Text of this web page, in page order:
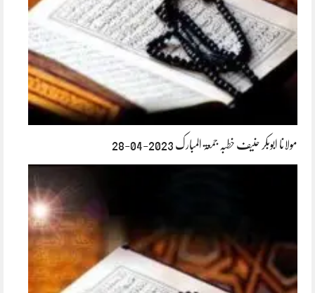
مولانا ابوبکر حنیف خطبہ جمعۃ المبارک 2023-04-28